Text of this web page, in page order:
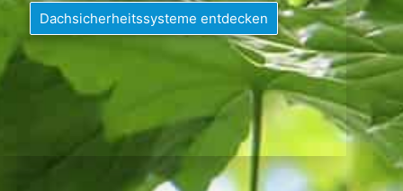
Dachsicherheitssysteme entdecken
JETZT